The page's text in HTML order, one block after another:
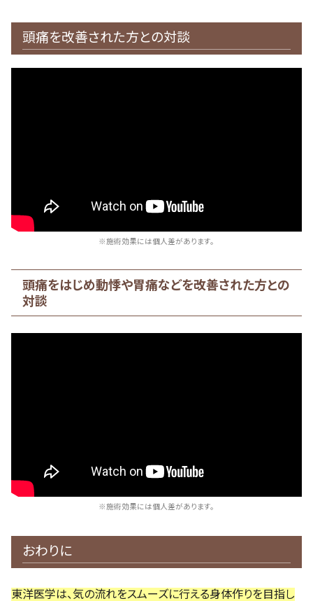
頭痛を改善された方との対談
※施術効果には個人差があります。
頭痛をはじめ動悸や胃痛などを改善された方との
対談
※施術効果には個人差があります。
おわりに
東洋医学は、気の流れをスムーズに行える身体作りを目指し